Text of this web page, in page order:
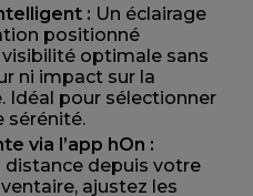
: Un éclairage
positionné
optimale sans
ni impact sur la
Idéal pour sélectionner
sérénité.
via l’app hOn :
distance depuis votre
ajustez les